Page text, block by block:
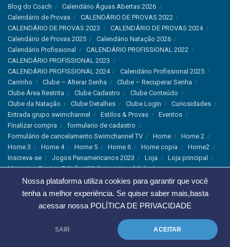
Nossa plataforma utiliza cookies para garantir que você
tenha a melhor experiência. Se quiser saber mais,basta
acessar nossa POLÍTICA DE PRIVACIDADE
SAIR ACEITAR
Blog do Coach
Calendário Águas Abertas 2026
Calendário de Provas
CALENDÁRIO DE PROVAS 2022
CALENDÁRIO DE PROVAS 2023
CALENDÁRIO DE PROVAS 2024
Calendário de Provas 2025
Calendário Natação 2026
Calendário Profissional
CALENDÁRIO PROFISSIONAL 2022
CALENDÁRIO PROFISSIONAL 2023
CALENDÁRIO PROFISSIONAL 2024
Calendário Profissional 2025
Carrinho
Clube – Alterar Senha
Clube – Recuperar Senha
Clube Área Restrita
Clube Cadastro
Clube Conteúdo
Clube da Natação
Clube Detalhes Clube Login
Curiosidades
Entrada grupo swimchannel
Estilos & Provas
Eventos
Finalizar compra
formulario de cadastro
Formulário de cancelamento Swimchannel TV
Home
Home 2
Home 3
Home 4 Home 5 Home 6 Home copia
Home2
Inscreva-se
Jogos Panamericanos 2023 Loja
Loja principal
Magazine Revista Edição #33 (International Sales)
Magazine Swimchannel (International Sale)
Marcas
Minha conta
Newsletter Notícias
Notícias Instagram
Política de Cancelamento
Saúde
Thank You
Troca e Devolução